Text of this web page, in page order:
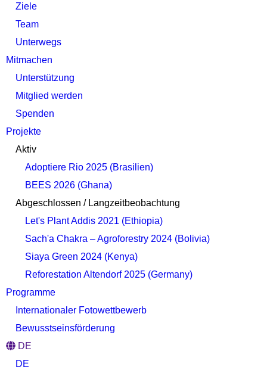
Ziele
Team
Unterwegs
Mitmachen
Unterstützung
Mitglied werden
Spenden
Projekte
Aktiv
Adoptiere Rio 2025 (Brasilien)
BEES 2026 (Ghana)
Abgeschlossen / Langzeitbeobachtung
Let's Plant Addis 2021 (Ethiopia)
Sach'a Chakra – Agroforestry 2024 (Bolivia)
Siaya Green 2024 (Kenya)
Reforestation Altendorf 2025 (Germany)
Programme
Internationaler Fotowettbewerb
Bewusstseinsförderung
DE
DE